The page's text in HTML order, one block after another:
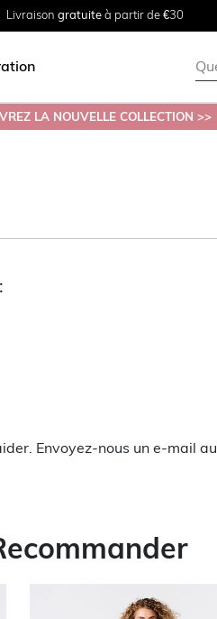
Livraison gratuiteà partir de €30
Tailles du38 au 54
Retourgratuit en magasin
LA NOUVELLE COLLECTION >>
Envoyez-nous un e-mail au